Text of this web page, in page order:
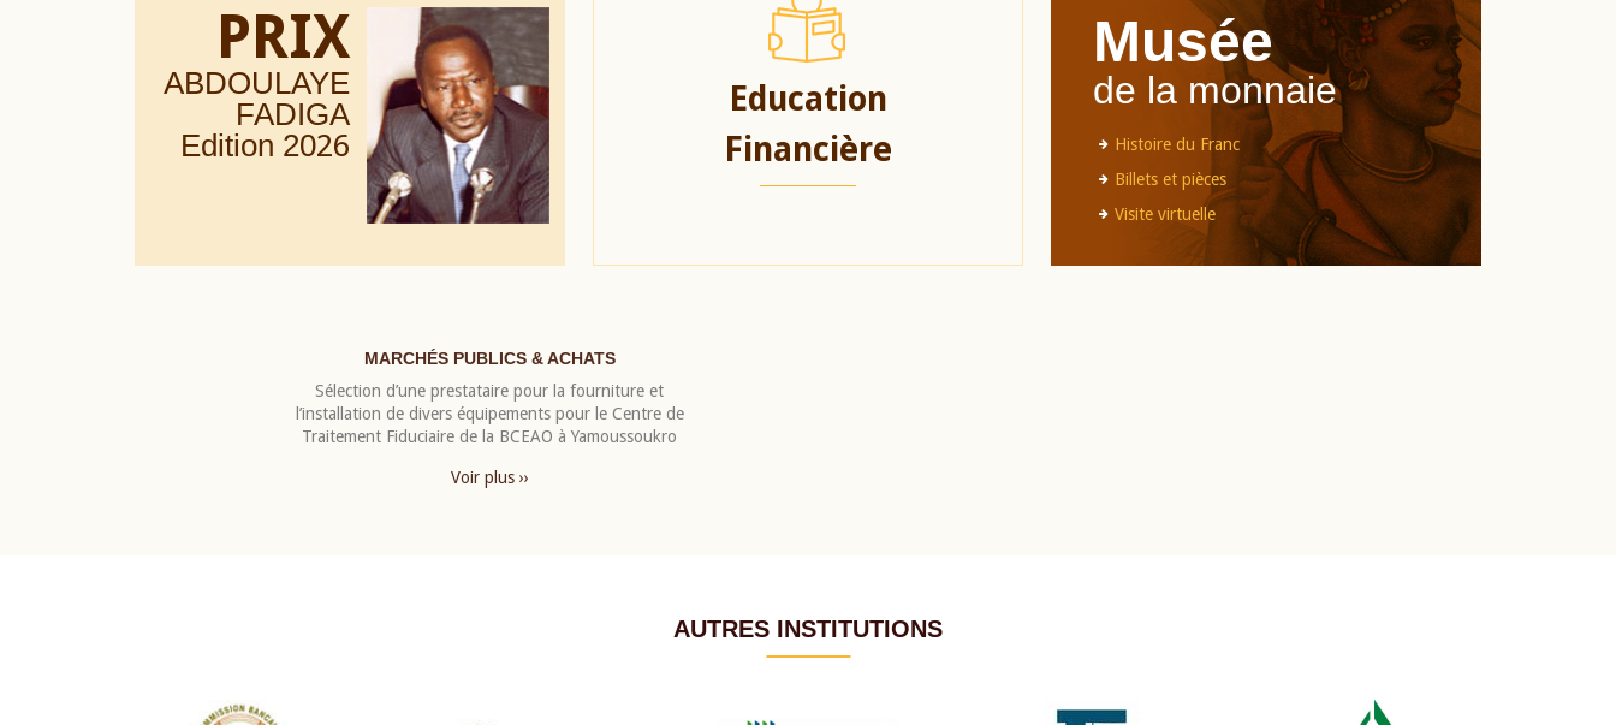
PRIX
ABDOULAYE
FADIGA
Edition 2026
Education
Financière
Musée
de la monnaie
Histoire du Franc
Billets et pièces
Visite virtuelle
MARCHÉS PUBLICS & ACHATS
Sélection d’une prestataire pour la fourniture et
l’installation de divers équipements pour le Centre de
Traitement Fiduciaire de la BCEAO à Yamoussoukro
Voir plus ››
AUTRES INSTITUTIONS